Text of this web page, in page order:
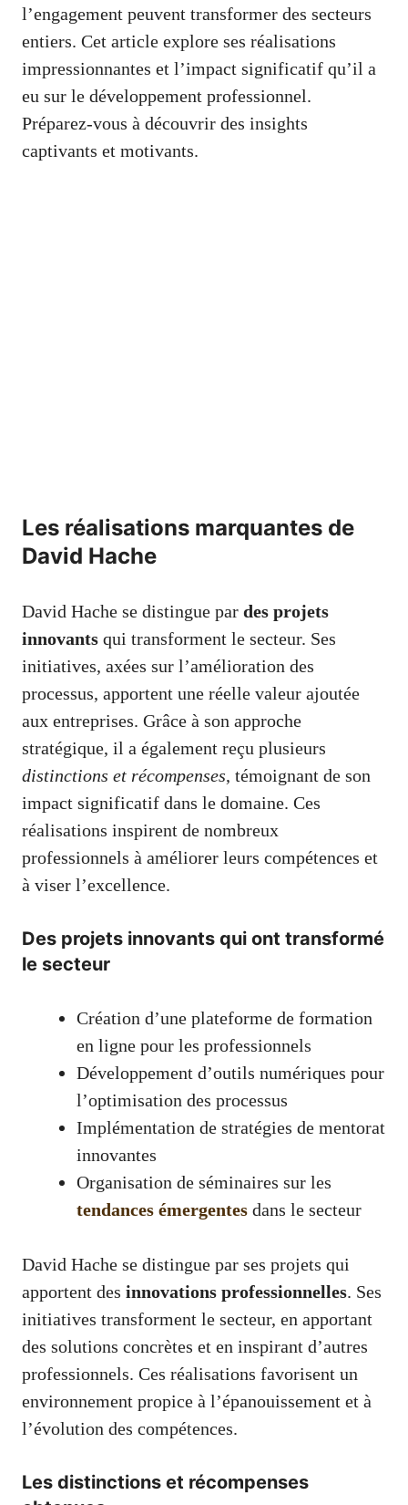
l’engagement peuvent transformer des secteurs
entiers. Cet article explore ses réalisations
impressionnantes et l’impact significatif qu’il a
eu sur le développement professionnel.
Préparez-vous à découvrir des insights
captivants et motivants.
Les réalisations marquantes de
David Hache
David Hache se distingue par des projets
innovants qui transforment le secteur. Ses
initiatives, axées sur l’amélioration des
processus, apportent une réelle valeur ajoutée
aux entreprises. Grâce à son approche
stratégique, il a également reçu plusieurs
distinctions et récompenses, témoignant de son
impact significatif dans le domaine. Ces
réalisations inspirent de nombreux
professionnels à améliorer leurs compétences et
à viser l’excellence.
Des projets innovants qui ont transformé
le secteur
Création d’une plateforme de formation
en ligne pour les professionnels
Développement d’outils numériques pour
l’optimisation des processus
Implémentation de stratégies de mentorat
innovantes
Organisation de séminaires sur les
tendances émergentes dans le secteur
David Hache se distingue par ses projets qui
apportent des innovations professionnelles. Ses
initiatives transforment le secteur, en apportant
des solutions concrètes et en inspirant d’autres
professionnels. Ces réalisations favorisent un
environnement propice à l’épanouissement et à
l’évolution des compétences.
Les distinctions et récompenses